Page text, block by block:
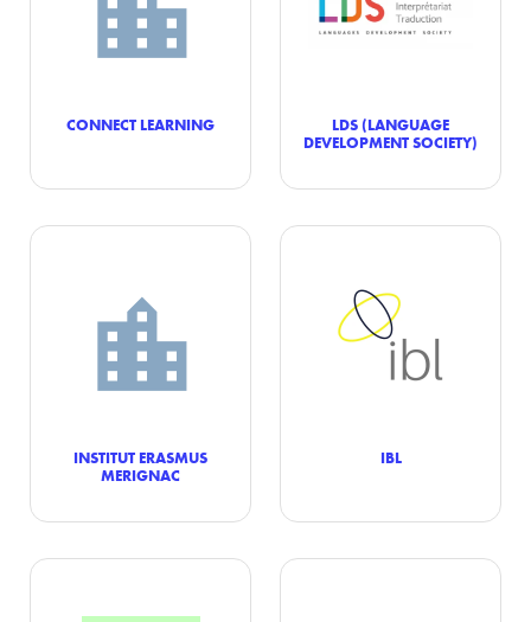
CONNECT LEARNING
LDS (LANGUAGE
DEVELOPMENT SOCIETY)
INSTITUT ERASMUS
MERIGNAC
IBL